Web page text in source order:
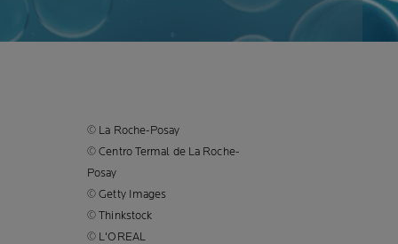
© La Roche-Posay
© Centro Termal de La Roche-
Posay
© Getty Images
© Thinkstock
© L'OREAL